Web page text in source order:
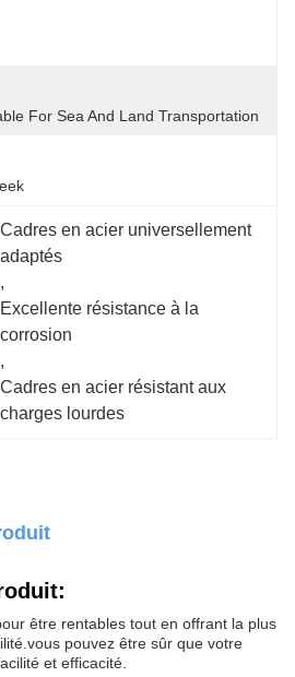
For Sea And Land Transportation
Cadres en acier universellement
adaptés
,
Excellente résistance à la
corrosion
,
Cadres en acier résistant aux
charges lourdes
être rentables tout en offrant la plus
pouvez être sûr que votre
et efficacité.